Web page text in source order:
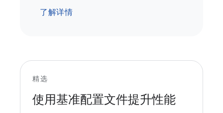
了解详情
精选
使用基准配置文件提升性能